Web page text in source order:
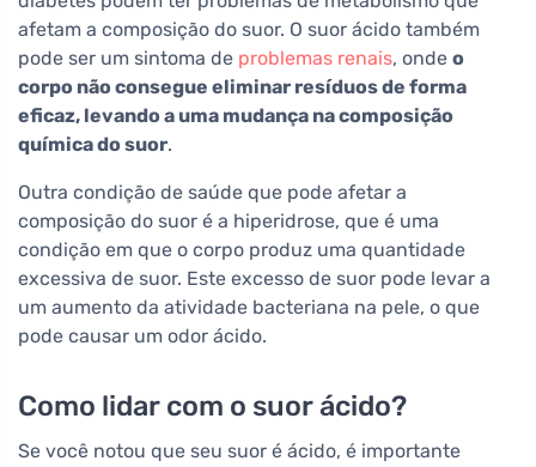
afetam a composição do suor. O suor ácido também
pode ser um sintoma de problemas renais, onde o
corpo não consegue eliminar resíduos de forma
eficaz, levando a uma mudança na composição
química do suor.
Outra condição de saúde que pode afetar a
composição do suor é a hiperidrose, que é uma
condição em que o corpo produz uma quantidade
excessiva de suor. Este excesso de suor pode levar a
um aumento da atividade bacteriana na pele, o que
pode causar um odor ácido.
Como lidar com o suor ácido?
Se você notou que seu suor é ácido, é importante